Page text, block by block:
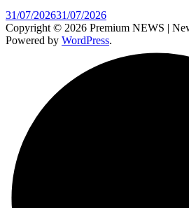
31/07/202631/07/2026
Copyright © 2026 Premium NEWS |
Powered by WordPress.